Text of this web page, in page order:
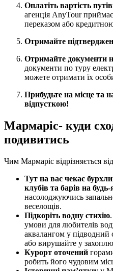
Оплатіть вартість
агенція AnyTour
переказом або
Отримайте
Отримайте документи
документи по туру
можете отримати їх
Прибудьте на місце та
відпусткою!
Мармаріс- куди
подивитись
Чим Мармаріс відрізняється
Тут на вас чекає
клубів та барів на
насолоджуючись
веселощів.
Підкоріть водну стихію
умови для любителів
аквалангом у підводний
або вирушайте у
Курорт оточений
робить його чудовим